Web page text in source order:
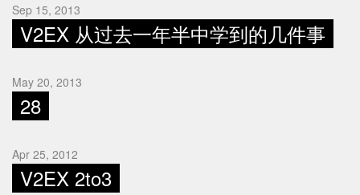
Sep 15, 2013
V2EX 从过去一年半中学到的几件事
May 20, 2013
28
Apr 25, 2012
V2EX 2to3